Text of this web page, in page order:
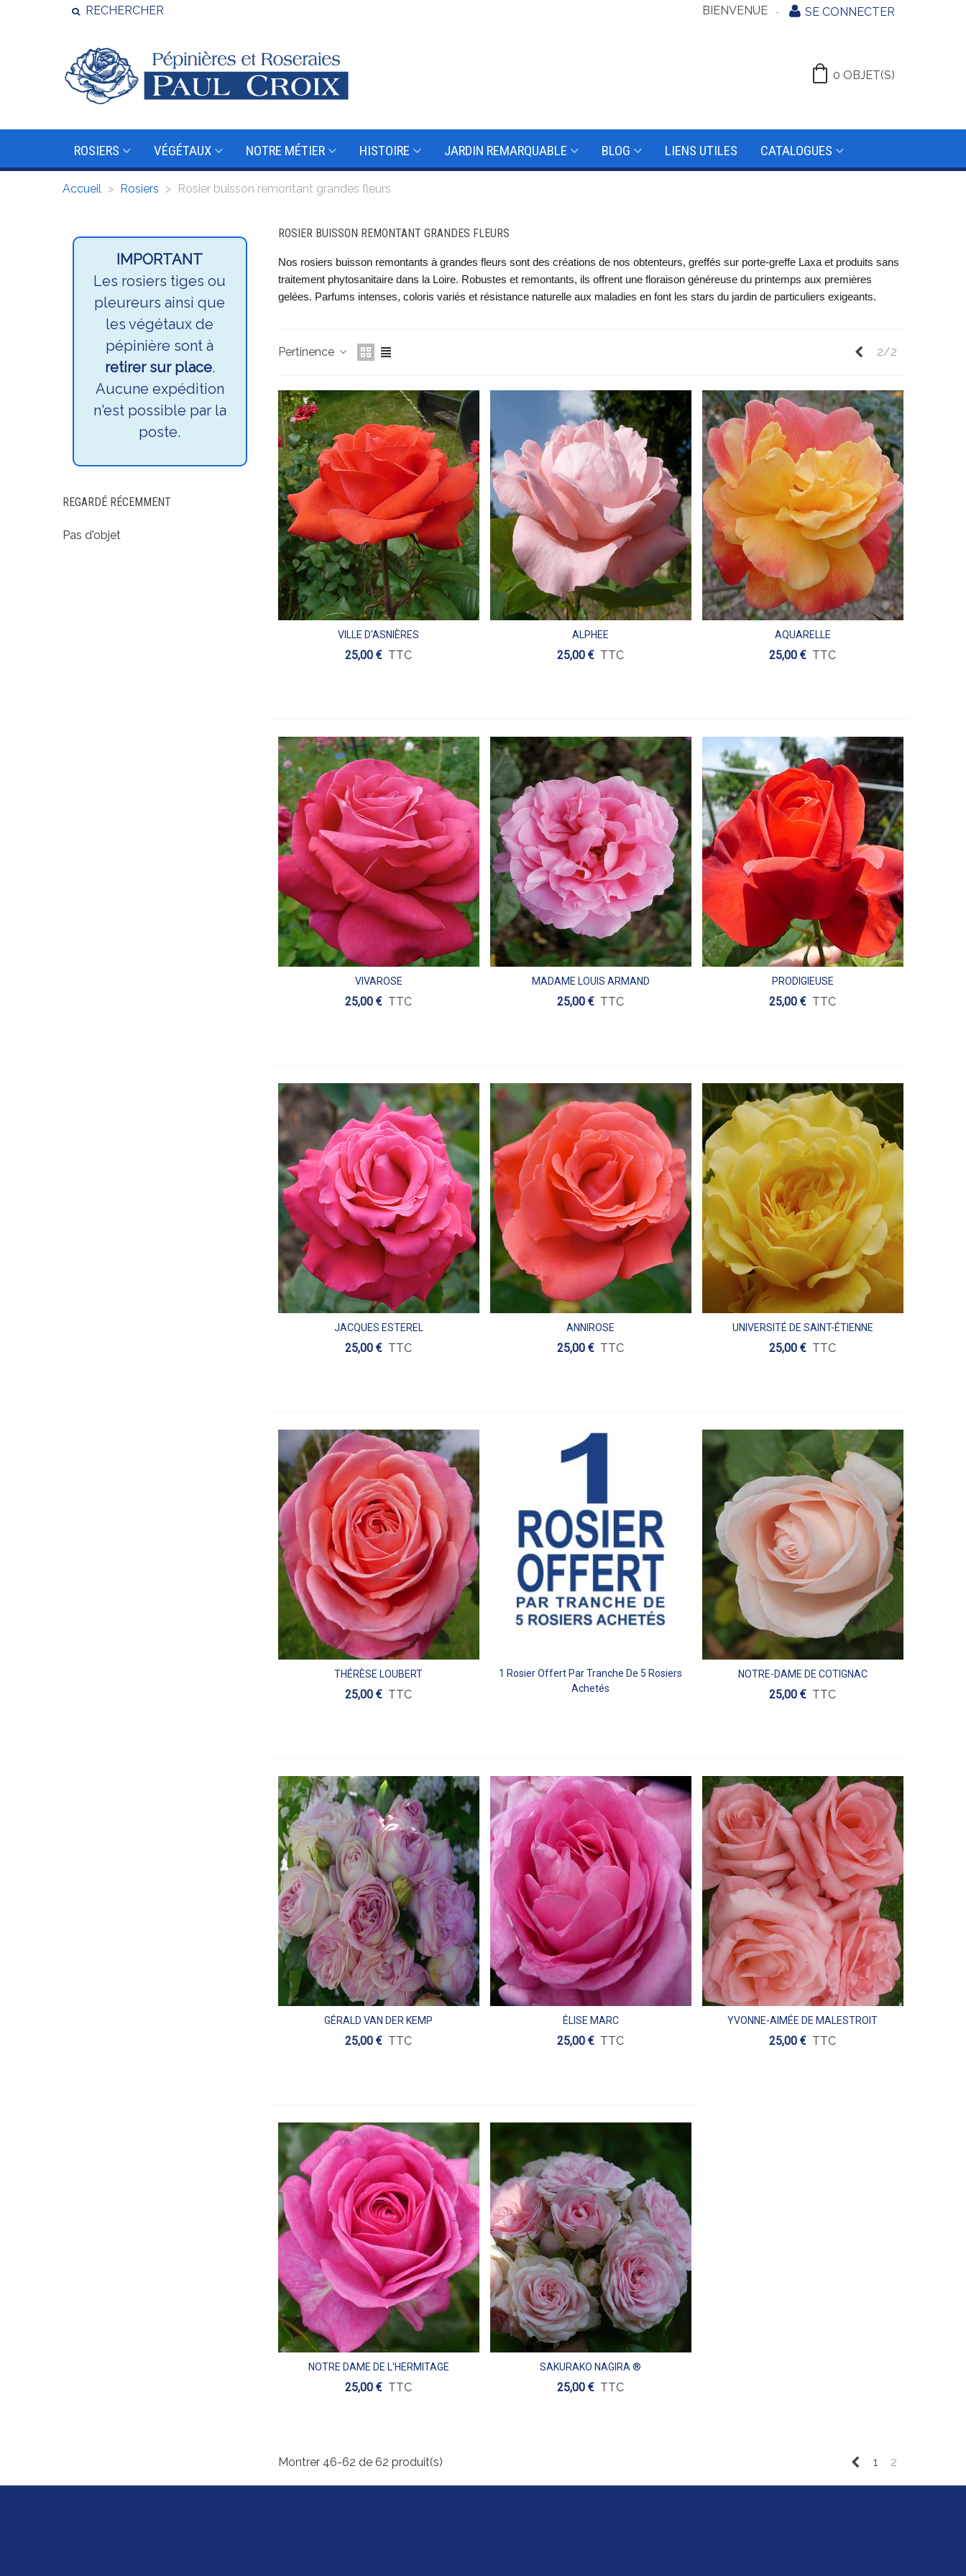
RECHERCHER BIENVENUE SE CONNECTER
0 OBJET(S)
ROSIERS VÉGÉTAUX NOTRE MÉTIER HISTOIRE JARDIN REMARQUABLE BLOG LIENS UTILES CATALOGUES
Accueil > Rosiers > Rosier buisson remontant grandes fleurs
IMPORTANT
Les rosiers tiges ou
pleureurs ainsi que
les végétaux de
pépinière sont à
retirer sur place.
Aucune expédition
n'est possible par la
poste.
REGARDÉ RÉCEMMENT
Pas d'objet
ROSIER BUISSON REMONTANT GRANDES FLEURS
Nos rosiers buisson remontants à grandes fleurs sont des créations de nos obtenteurs, greffés sur porte-greffe Laxa et produits sans
traitement phytosanitaire dans la Loire. Robustes et remontants, ils offrent une floraison généreuse du printemps aux premières
gelées. Parfums intenses, coloris variés et résistance naturelle aux maladies en font les stars du jardin de particuliers exigeants.
Pertinence Précédent
2/2
Aperçu
VILLE D'ASNIÈRES
25,00 € TTC
Aperçu
ALPHEE
25,00 € TTC
Aperçu
AQUARELLE
25,00 € TTC
Aperçu
VIVAROSE
25,00 € TTC
Aperçu
MADAME LOUIS ARMAND
25,00 € TTC
Aperçu
PRODIGIEUSE
25,00 € TTC
Aperçu
JACQUES ESTEREL
25,00 € TTC
Aperçu
ANNIROSE
25,00 € TTC
Aperçu
UNIVERSITÉ DE SAINT-ÉTIENNE
25,00 € TTC
Aperçu
THÉRÈSE LOUBERT
25,00 € TTC
Aperçu
1 Rosier Offert Par Tranche De 5 Rosiers
Achetés
Aperçu
NOTRE-DAME DE COTIGNAC
25,00 € TTC
Aperçu
GÉRALD VAN DER KEMP
25,00 € TTC
Aperçu
ÉLISE MARC
25,00 € TTC
Aperçu
YVONNE-AIMÉE DE MALESTROIT
25,00 € TTC
Aperçu
NOTRE DAME DE L'HERMITAGE
25,00 € TTC
Aperçu
SAKURAKO NAGIRA ®
25,00 € TTC
Montrer 46-62 de 62 produit(s) Précédent
1 2